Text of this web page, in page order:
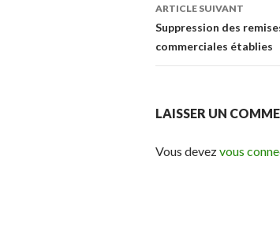
ARTICLE SUIVANT
Suppression des
commerciales établies
LAISSER UN
Vous devezvous